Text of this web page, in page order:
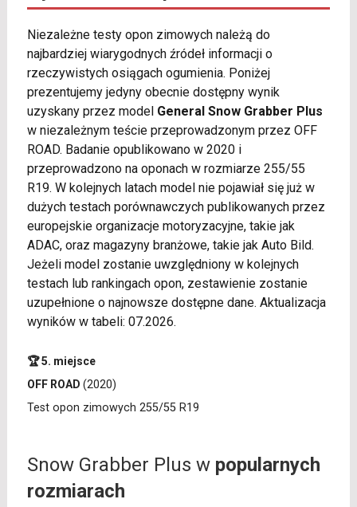
Niezależne testy opon zimowych należą do
najbardziej wiarygodnych źródeł informacji o
rzeczywistych osiągach ogumienia. Poniżej
prezentujemy jedyny obecnie dostępny wynik
uzyskany przez model General Snow Grabber Plus
w niezależnym teście przeprowadzonym przez OFF
ROAD. Badanie opublikowano w 2020 i
przeprowadzono na oponach w rozmiarze 255/55
R19. W kolejnych latach model nie pojawiał się już w
dużych testach porównawczych publikowanych przez
europejskie organizacje motoryzacyjne, takie jak
ADAC, oraz magazyny branżowe, takie jak Auto Bild.
Jeżeli model zostanie uwzględniony w kolejnych
testach lub rankingach opon, zestawienie zostanie
uzupełnione o najnowsze dostępne dane. Aktualizacja
wyników w tabeli: 07.2026.
🏆 5. miejsce
OFF ROAD (2020)
Test opon zimowych 255/55 R19
Snow Grabber Plus w popularnych
rozmiarach